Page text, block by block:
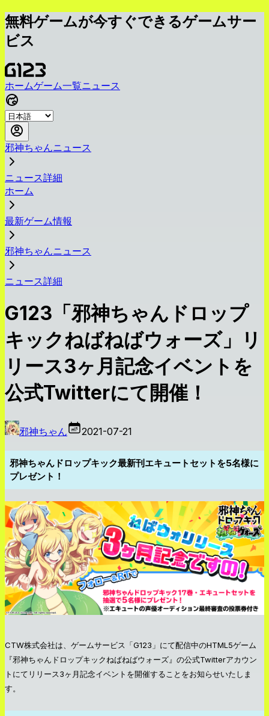
無料ゲームが今すぐできるゲームサー
ビス
ホームゲーム一覧ニュース
邪神ちゃんニュース
ニュース詳細
ホーム
最新ゲーム情報
邪神ちゃんニュース
ニュース詳細
G123「邪神ちゃんドロップ
キックねばねばウォーズ」リ
リース3ヶ月記念イベントを
公式Twitterにて開催！
邪神ちゃん 2021-07-21
邪神ちゃんドロップキック最新刊エキュートセットを5名様に
プレゼント！
CTW株式会社は、ゲームサービス「G123」にて配信中のHTML5ゲーム
『邪神ちゃんドロップキックねばねばウォーズ』の公式Twitterアカウン
トにてリリース3ヶ月記念イベントを開催することをお知らせいたしま
す。